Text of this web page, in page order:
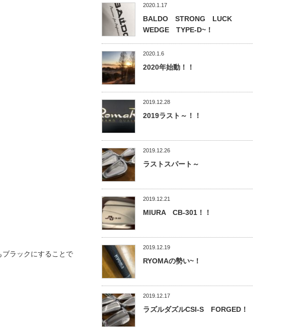
ラックにすることで
2020.1.17
BALDO STRONG LUCK
WEDGE TYPE-D~！
2020.1.6
2020年始動！！
2019.12.28
2019ラスト～！！
2019.12.26
ラストスパート～
2019.12.21
MIURA CB-301！！
2019.12.19
RYOMAの勢い~！
2019.12.17
ラズルダズルCSI-S FORGED！